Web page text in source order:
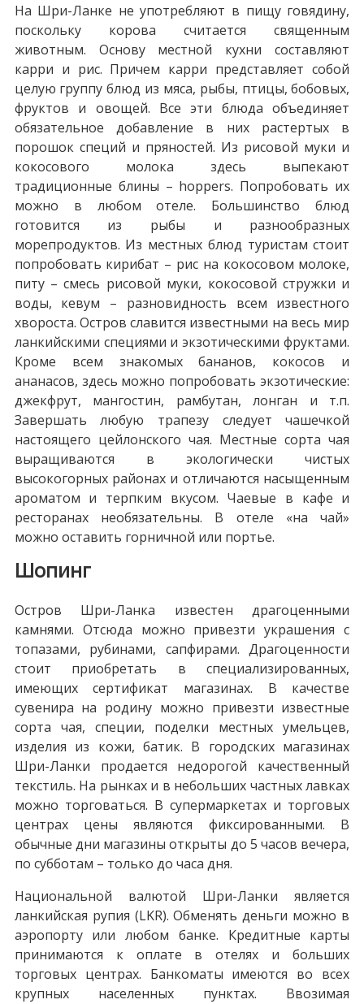
На Шри-Ланке не употребляют в пищу говядину,
поскольку корова считается священным
животным. Основу местной кухни составляют
карри и рис. Причем карри представляет собой
целую группу блюд из мяса, рыбы, птицы, бобовых,
фруктов и овощей. Все эти блюда объединяет
обязательное добавление в них растертых в
порошок специй и пряностей. Из рисовой муки и
кокосового молока здесь выпекают
традиционные блины – hoppers. Попробовать их
можно в любом отеле. Большинство блюд
готовится из рыбы и разнообразных
морепродуктов. Из местных блюд туристам стоит
попробовать кирибат – рис на кокосовом молоке,
питу – смесь рисовой муки, кокосовой стружки и
воды, кевум – разновидность всем известного
хвороста. Остров славится известными на весь мир
ланкийскими специями и экзотическими фруктами.
Кроме всем знакомых бананов, кокосов и
ананасов, здесь можно попробовать экзотические:
джекфрут, мангостин, рамбутан, лонган и т.п.
Завершать любую трапезу следует чашечкой
настоящего цейлонского чая. Местные сорта чая
выращиваются в экологически чистых
высокогорных районах и отличаются насыщенным
ароматом и терпким вкусом. Чаевые в кафе и
ресторанах необязательны. В отеле «на чай»
можно оставить горничной или портье.
Шопинг
Остров Шри-Ланка известен драгоценными
камнями. Отсюда можно привезти украшения с
топазами, рубинами, сапфирами. Драгоценности
стоит приобретать в специализированных,
имеющих сертификат магазинах. В качестве
сувенира на родину можно привезти известные
сорта чая, специи, поделки местных умельцев,
изделия из кожи, батик. В городских магазинах
Шри-Ланки продается недорогой качественный
текстиль. На рынках и в небольших частных лавках
можно торговаться. В супермаркетах и торговых
центрах цены являются фиксированными. В
обычные дни магазины открыты до 5 часов вечера,
по субботам – только до часа дня.
Национальной валютой Шри-Ланки является
ланкийская рупия (LKR). Обменять деньги можно в
аэропорту или любом банке. Кредитные карты
принимаются к оплате в отелях и больших
торговых центрах. Банкоматы имеются во всех
крупных населенных пунктах. Ввозимая